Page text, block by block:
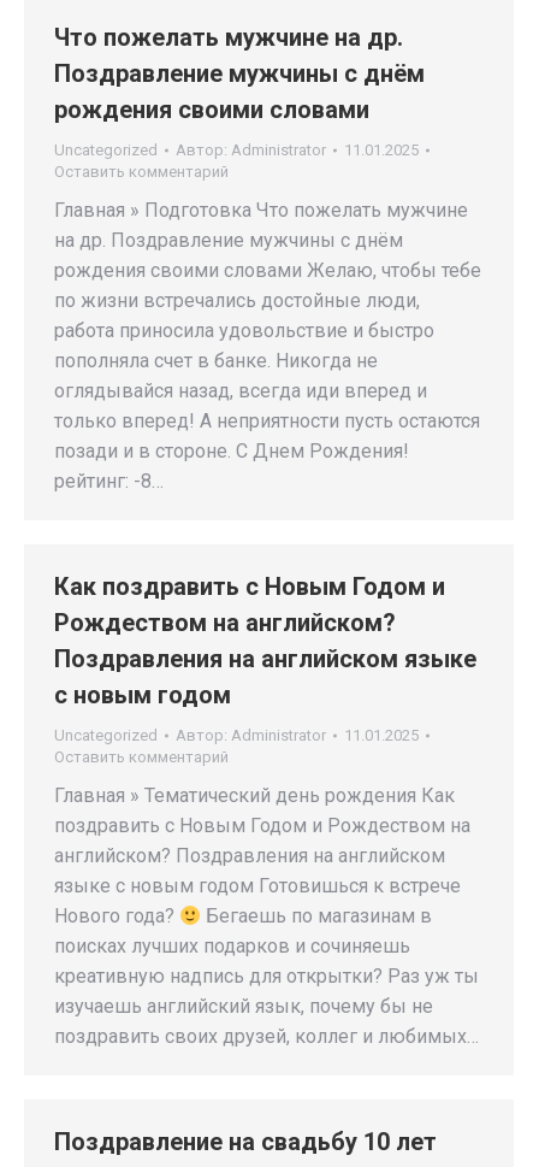
Что пожелать мужчине на др.
Поздравление мужчины с днём
рождения своими словами
Uncategorized Автор: Administrator
11.01.2025
Оставить комментарий
Главная » Подготовка Что пожелать мужчине
на др. Поздравление мужчины с днём
рождения своими словами Желаю, чтобы тебе
по жизни встречались достойные люди,
работа приносила удовольствие и быстро
пополняла счет в банке. Никогда не
оглядывайся назад, всегда иди вперед и
только вперед! А неприятности пусть остаются
позади и в стороне. С Днем Рождения!
рейтинг: -8…
Как поздравить с Новым Годом и
Рождеством на английском?
Поздравления на английском языке
с новым годом
Uncategorized Автор: Administrator
11.01.2025
Оставить комментарий
Главная » Тематический день рождения Как
поздравить с Новым Годом и Рождеством на
английском? Поздравления на английском
языке с новым годом Готовишься к встрече
Нового года?
Бегаешь по магазинам в
поисках лучших подарков и сочиняешь
креативную надпись для открытки? Раз уж ты
изучаешь английский язык, почему бы не
поздравить своих друзей, коллег и любимых…
Поздравление на свадьбу 10 лет